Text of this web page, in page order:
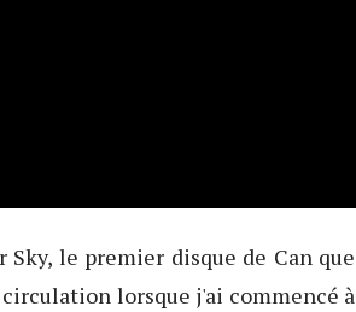
le premier disque de Can que
lorsque j'ai commencé à